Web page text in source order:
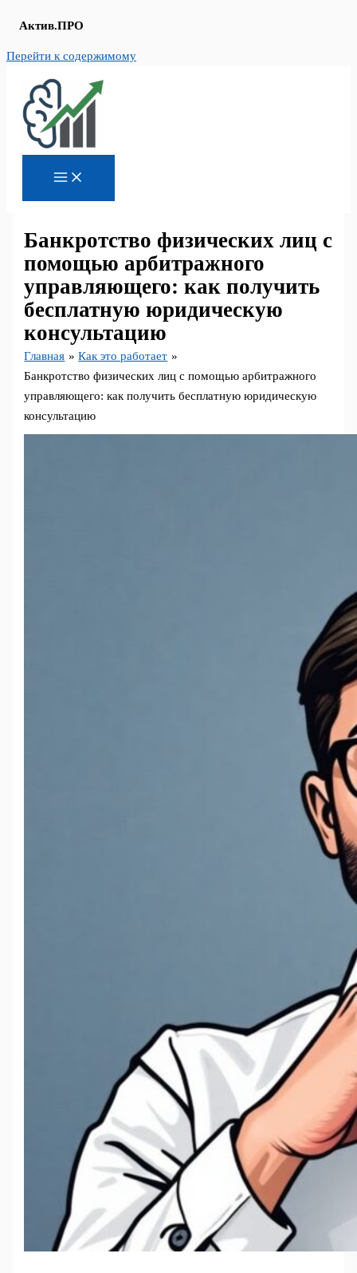
Актив.ПРО
Перейти к содержимому
Банкротство физических лиц с
помощью арбитражного
управляющего: как получить
бесплатную юридическую
консультацию
Главная
Как это работает
Банкротство физических лиц с помощью арбитражного
управляющего: как получить бесплатную юридическую
консультацию